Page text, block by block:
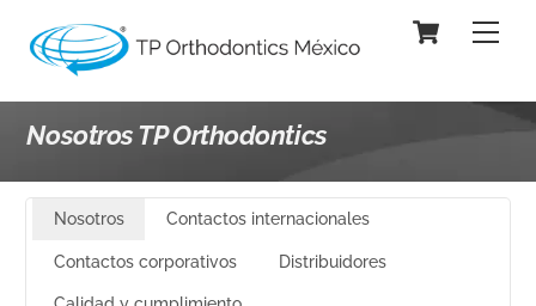
content
Cart
Nosotros TP Orthodontics
Nosotros Contactos internacionales
Contactos corporativos Distribuidores